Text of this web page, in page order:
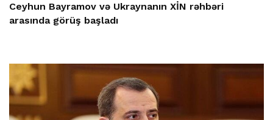
Ceyhun Bayramov və Ukraynanın XİN rəhbəri
arasında görüş başladı